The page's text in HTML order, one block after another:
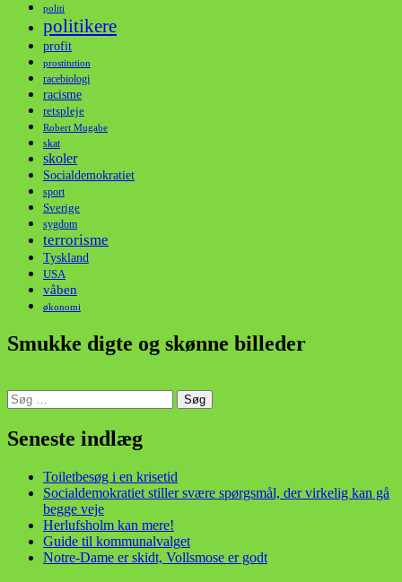
politi
politikere
profit
prostitution
racebiologi
racisme
retspleje
Robert Mugabe
skat
skoler
Socialdemokratiet
sport
Sverige
sygdom
terrorisme
Tyskland
USA
våben
økonomi
Smukke digte og skønne billeder
Søg
efter:
Seneste indlæg
Toiletbesøg i en krisetid
Socialdemokratiet stiller svære spørgsmål, der virkelig kan gå
begge veje
Herlufsholm kan mere!
Guide til kommunalvalget
Notre-Dame er skidt, Vollsmose er godt